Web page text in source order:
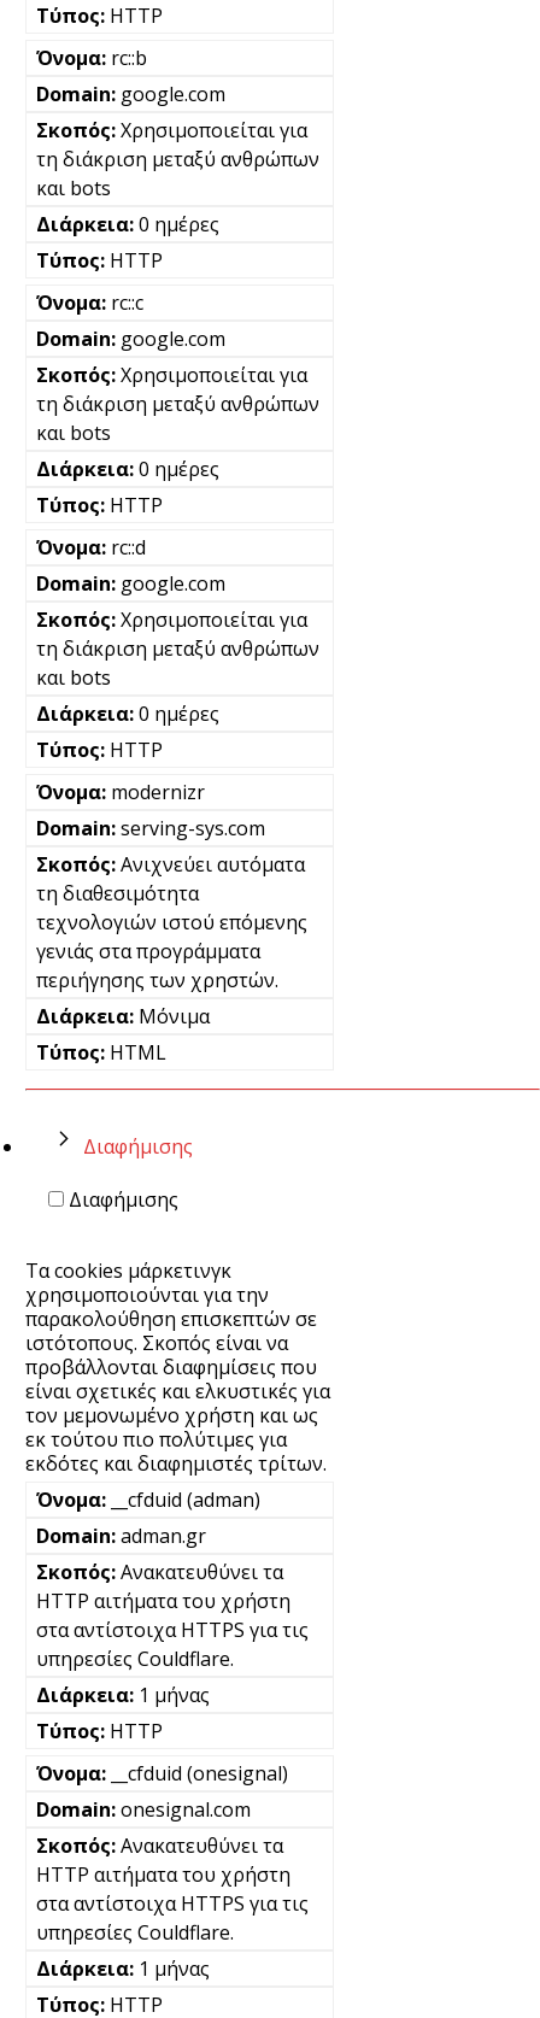
HTTP
rc::b
google.com
Χρησιμοποιείται για
τη διάκριση μεταξύ ανθρώπων
και bots
0 ημέρες
HTTP
rc::c
google.com
Χρησιμοποιείται για
τη διάκριση μεταξύ ανθρώπων
και bots
0 ημέρες
HTTP
rc::d
google.com
Χρησιμοποιείται για
τη διάκριση μεταξύ ανθρώπων
και bots
0 ημέρες
HTTP
modernizr
serving-sys.com
Ανιχνεύει αυτόματα
τη διαθεσιμότητα
τεχνολογιών ιστού επόμενης
γενιάς στα προγράμματα
περιήγησης των χρηστών.
Μόνιμα
HTML
Διαφήμισης
Διαφήμισης
Τα cookies μάρκετινγκ
χρησιμοποιούνται για την
παρακολούθηση επισκεπτών σε
ιστότοπους. Σκοπός είναι να
προβάλλονται διαφημίσεις που
είναι σχετικές και ελκυστικές για
τον μεμονωμένο χρήστη και ως
εκ τούτου πιο πολύτιμες για
εκδότες και διαφημιστές τρίτων.
__cfduid (adman)
adman.gr
Ανακατευθύνει τα
HTTP αιτήματα του χρήστη
στα αντίστοιχα HTTPS για τις
υπηρεσίες Couldflare.
1 μήνας
HTTP
__cfduid (onesignal)
onesignal.com
Ανακατευθύνει τα
HTTP αιτήματα του χρήστη
στα αντίστοιχα HTTPS για τις
υπηρεσίες Couldflare.
1 μήνας
HTTP